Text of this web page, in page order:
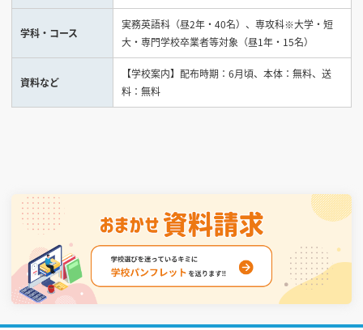
見学会WEB手引書
校内オンラインガイダンス
アンケートフォーム（学校用）
学科・コース
実務英語科（昼2年・40名）、専攻科※大学・短
大・専門学校卒業者等対象（昼1年・15名）
資料など
【学校案内】配布時期：6月頃、本体：無料、送
料：無料